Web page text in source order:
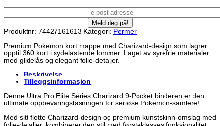
Produktnr: 74427161613 Kategori: Permer
Premium Pokemon kort mappe med Charizard-design som lagrer
opptil 360 kort i sydelastende lommer. Laget av syrefrie materialer
med glidelås og elegant folie-detaljer.
Beskrivelse
Tilleggsinformasjon
Denne Ultra Pro Elite Series Charizard 9-Pocket binderen er den
ultimate oppbevaringsløsningen for seriøse Pokemon-samlere!
Med sitt flotte Charizard-design og premium kunstskinn-omslag med